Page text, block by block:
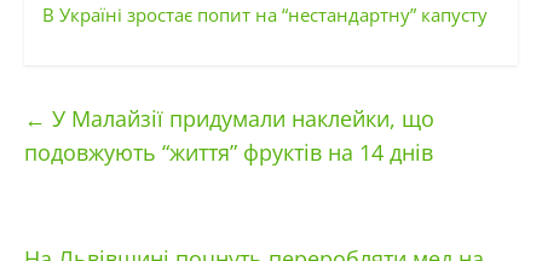
В Україні зростає попит на “нестандартну” капусту
← У Малайзії придумали наклейки, що
подовжують “життя” фруктів на 14 днів